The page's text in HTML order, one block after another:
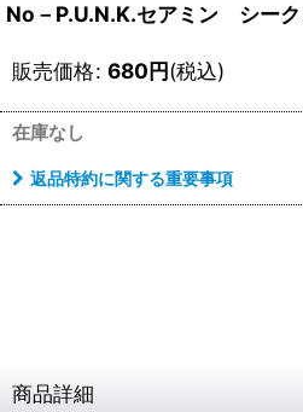
No－P.U.N.K.セアミン シーク
販売価格: 680円(税込)
在庫なし
返品特約に関する重要事項
商品詳細